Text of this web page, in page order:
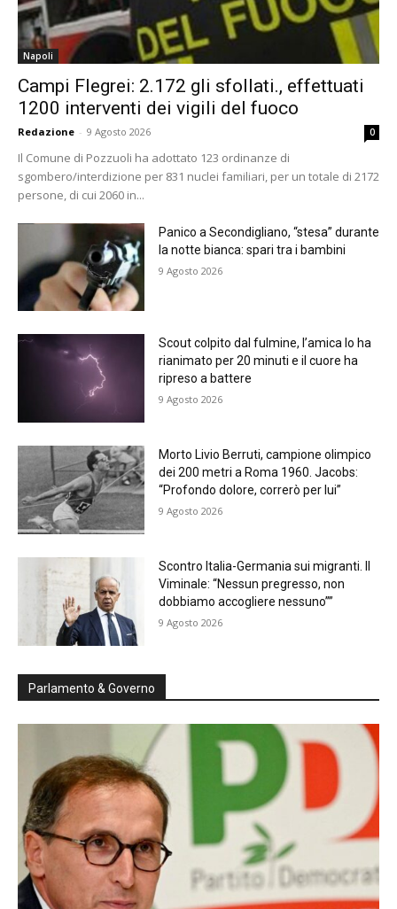
Napoli
Campi Flegrei: 2.172 gli sfollati., effettuati
1200 interventi dei vigili del fuoco
Redazione - 9 Agosto 2026 0
Il Comune di Pozzuoli ha adottato 123 ordinanze di
sgombero/interdizione per 831 nuclei familiari, per un totale di 2172
persone, di cui 2060 in...
Panico a Secondigliano, “stesa” durante
la notte bianca: spari tra i bambini
9 Agosto 2026
Scout colpito dal fulmine, l’amica lo ha
rianimato per 20 minuti e il cuore ha
ripreso a battere
9 Agosto 2026
Morto Livio Berruti, campione olimpico
dei 200 metri a Roma 1960. Jacobs:
“Profondo dolore, correrò per lui”
9 Agosto 2026
Scontro Italia-Germania sui migranti. Il
Viminale: “Nessun pregresso, non
dobbiamo accogliere nessuno””
9 Agosto 2026
Parlamento & Governo